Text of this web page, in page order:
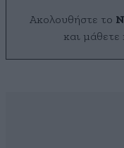
Ακολουθήστε το
και μάθετε